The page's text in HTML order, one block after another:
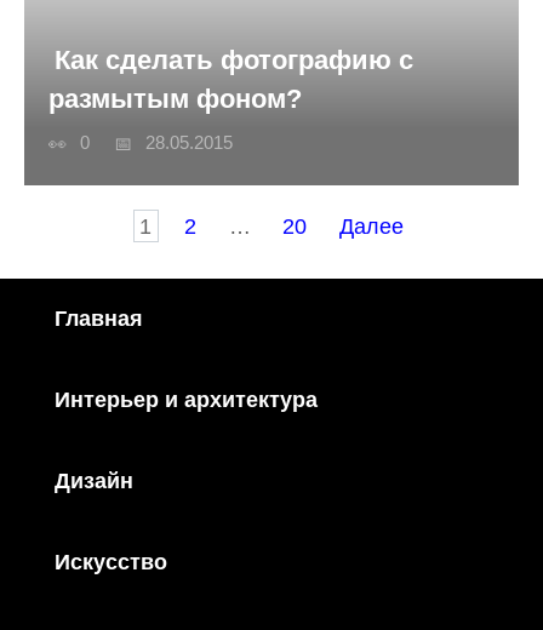
Как сделать фотографию с
размытым фоном?
0 28.05.2015
1 2 … 20 Далее
Главная
Интерьер и архитектура
Дизайн
Искусство